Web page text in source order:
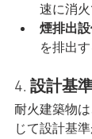
速に消火
煙排出
を排出
4. 設計基
耐火建築物
じて設計基